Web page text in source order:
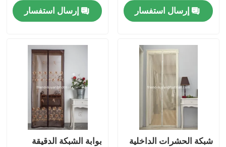
طلب اقتباس
Russian website
الستار المغناطيسي للباب
شاشة النافذة
شبكة ظلال PE
إرسال استفسار
إرسال استفسار
شبكة الحشرات الداخلية
بوابة الشبكة الدقيقة